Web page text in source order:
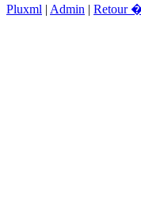
Pluxml | Admin | Retour �